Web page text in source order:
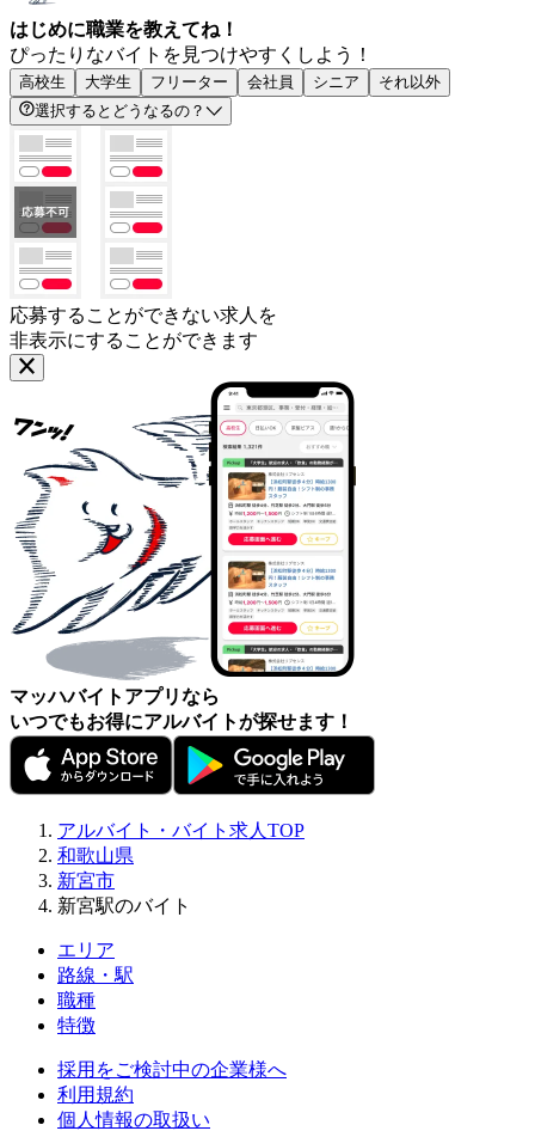
はじめに職業を教えてね！
ぴったりなバイトを見つけやすくしよう！
高校生 大学生 フリーター 会社員 シニア
それ以外
選択するとどうなるの？
応募することができない求人を
非表示にすることができます
マッハバイトアプリなら
いつでもお得にアルバイトが探せます！
アルバイト・バイト求人TOP
和歌山県
新宮市
新宮駅のバイト
エリア
路線・駅
職種
特徴
採用をご検討中の企業様へ
利用規約
個人情報の取扱い